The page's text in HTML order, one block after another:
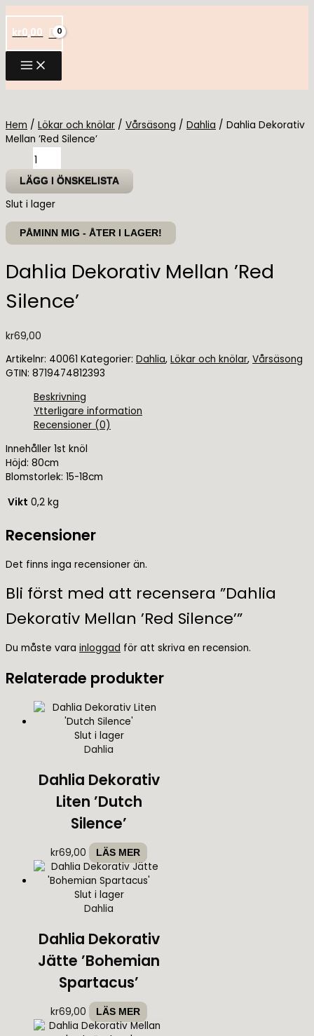
till
innehåll
kr0,00
Hem / Lökar och knölar / Vårsäsong / Dahlia / Dahlia Dekorativ
Mellan ’Red Silence’
Dekorativ
Mellan
'Red
Silence'
mängd
LÄGG I ÖNSKELISTA
Slut i lager
PÅMINN MIG - ÅTER I LAGER!
Dahlia Dekorativ Mellan ’Red
Silence’
kr69,00
Artikelnr: 40061 Kategorier: Dahlia, Lökar och knölar, Vårsäsong
GTIN: 8719474812393
Beskrivning
Ytterligare information
Recensioner (0)
Innehåller 1st knöl
Höjd: 80cm
Blomstorlek: 15-18cm
Vikt 0,2 kg
Recensioner
Det finns inga recensioner än.
Bli först med att recensera ”Dahlia
Dekorativ Mellan ’Red Silence’”
Du måste vara inloggad för att skriva en recension.
Relaterade produkter
Slut i lager
Dahlia
Dahlia Dekorativ
Liten ’Dutch
Silence’
kr69,00 LÄS MER
Slut i lager
Dahlia
Dahlia Dekorativ
Jätte ’Bohemian
Spartacus’
kr69,00 LÄS MER